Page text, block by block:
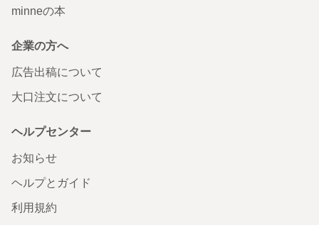
minneの本
企業の方へ
広告出稿について
大口注文について
ヘルプセンター
お知らせ
ヘルプとガイド
利用規約